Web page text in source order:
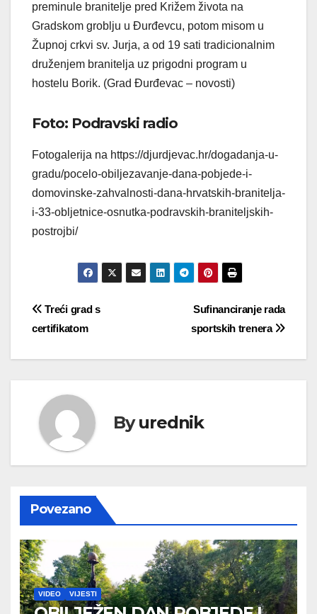
preminule branitelje pred Križem života na
Gradskom groblju u Đurđevcu, potom misom u
Župnoj crkvi sv. Jurja, a od 19 sati tradicionalnim
druženjem branitelja uz prigodni program u
hostelu Borik. (Grad Đurđevac – novosti)
Foto: Podravski radio
Fotogalerija na https://djurdjevac.hr/dogadanja-u-
gradu/pocelo-obiljezavanje-dana-pobjede-i-
domovinske-zahvalnosti-dana-hrvatskih-branitelja-
i-33-obljetnice-osnutka-podravskih-braniteljskih-
postrojbi/
Navigacija
Sufinanciranje rada
sportskih trenera
Treći grad s
certifikatom
Byurednik
Povezano
VIDEO VIJESTI